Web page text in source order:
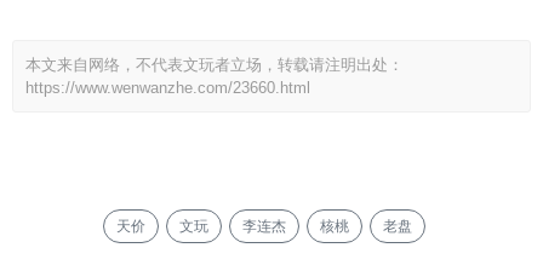
本文来自网络，不代表文玩者立场，转载请注明出处：
https://www.wenwanzhe.com/23660.html
天价 文玩 李连杰 核桃 老盘